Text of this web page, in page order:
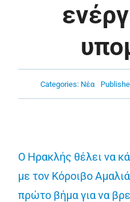
Categories: Νέα
Ο Ηρακλής θέλει να
με τον Κόροιβο
πρώτο βήμα για να